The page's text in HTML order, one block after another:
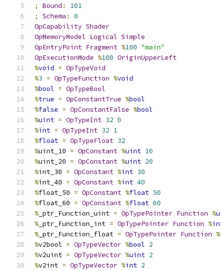
;
Bound :
101
;
Schema :
0
OpCapability Shader
OpMemoryModel Logical Simple
OpEntryPoint Fragment %100 "main"
OpExecutionMode %100 OriginUpperLeft
%void = OpTypeVoid
%3 = OpTypeFunction %void
%bool = OpTypeBool
%true = OpConstantTrue %bool
%false = OpConstantFalse %bool
%uint = OpTypeInt 32 0
%int = OpTypeInt 32 1
%float = OpTypeFloat 32
%uint_10 = OpConstant %uint 10
%uint_20 = OpConstant %uint 20
%int_30 = OpConstant %int 30
%int_40 = OpConstant %int 40
%float_50 = OpConstant %float 50
%float_60 = OpConstant %float 60
% _ptr_Function_uint = OpTypePointer Function %
% _ptr_Function_int = OpTypePointer Function %
% _ptr_Function_float = OpTypePointer Function %
%v2bool = OpTypeVector %bool 2
%v2uint = OpTypeVector %uint 2
%v2int = OpTypeVector %int 2